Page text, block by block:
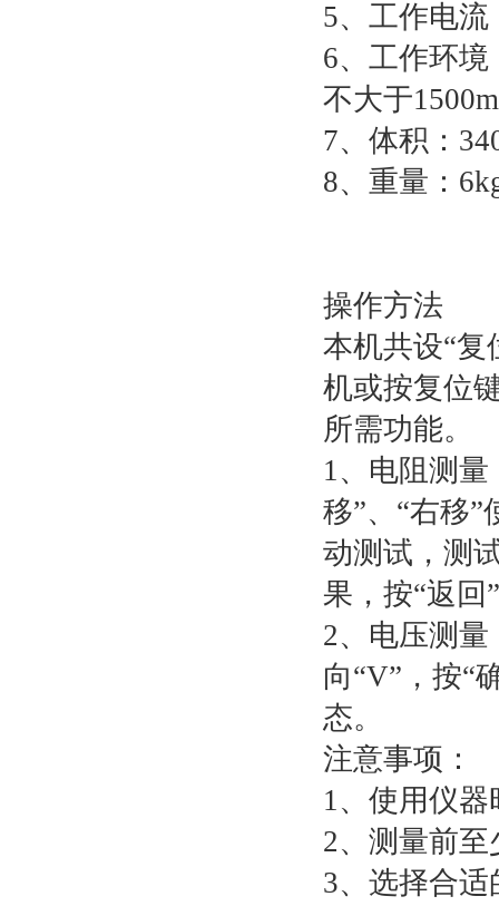
5、工作电流
6、工作环
不大于
7、体积：
8、重量：
操作方法
本机共设“复
机或按复位
所需功能。
1、电阻测
移”、“右移”
动测试，测
果，按“返
2、电压测量
向“V”，按“
态。
注意事项：
1、使用仪
2、测量前
3、选择合